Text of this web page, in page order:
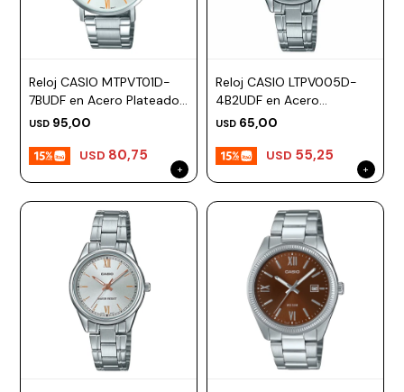
Reloj CASIO MTPVT01D-
7BUDF en Acero Plateado
Esfera 40mm
USD 95,00
USD 80,75
Reloj CASIO LTPV005D-
4B2UDF en Acero
Plateado Esfera 28mm
USD 65,00
USD 55,25